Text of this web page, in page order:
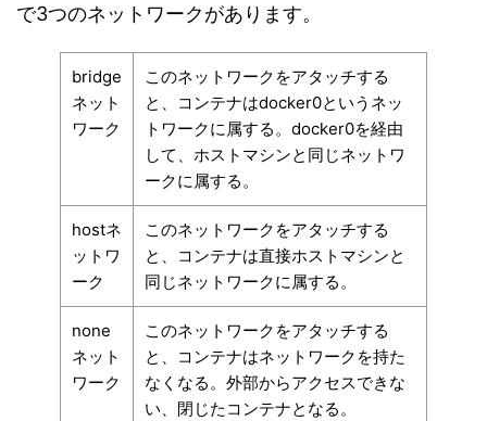
で3つのネットワークがあります。
bridge
ネット
ワーク
このネットワークをアタッチする
と、コンテナはdocker0というネッ
トワークに属する。docker0を経由
して、ホストマシンと同じネットワ
ークに属する。
hostネ
ットワ
ーク
このネットワークをアタッチする
と、コンテナは直接ホストマシンと
同じネットワークに属する。
none
ネット
ワーク
このネットワークをアタッチする
と、コンテナはネットワークを持た
なくなる。外部からアクセスできな
い、閉じたコンテナとなる。